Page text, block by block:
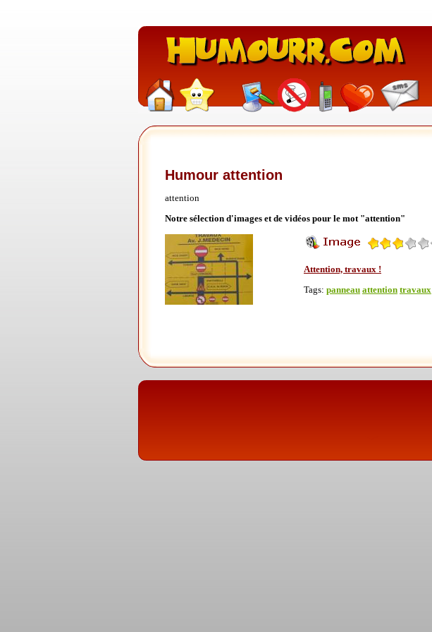
Humour attention
attention
Notre sélection d'images et de vidéos pour le mot "attention"
Attention, travaux !
Tags: panneau attention travaux